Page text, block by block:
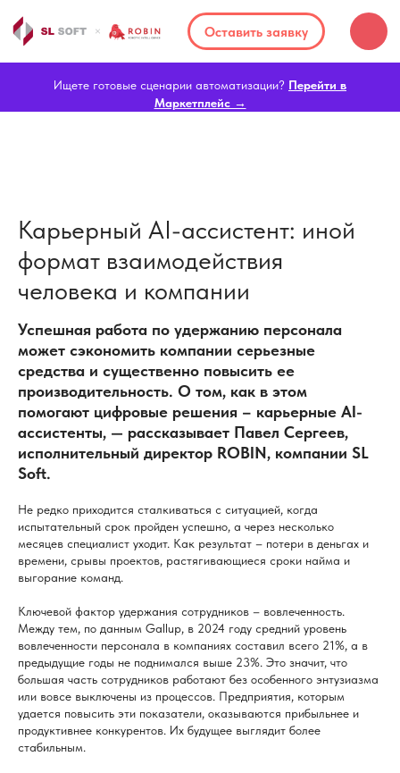
Оставить заявку
Ищете готовые сценарии автоматизации? Перейти в
Маркетплейс →
Карьерный AI-ассистент: иной
формат взаимодействия
человека и компании
Успешная работа по удержанию персонала
может сэкономить компании серьезные
средства и существенно повысить ее
производительность. О том, как в этом
помогают цифровые решения – карьерные AI-
ассистенты, — рассказывает Павел Сергеев,
исполнительный директор ROBIN, компании SL
Soft.
Не редко приходится сталкиваться с ситуацией, когда
испытательный срок пройден успешно, а через несколько
месяцев специалист уходит. Как результат – потери в деньгах и
времени, срывы проектов, растягивающиеся сроки найма и
выгорание команд.
Ключевой фактор удержания сотрудников – вовлеченность.
Между тем, по данным Gallup, в 2024 году средний уровень
вовлеченности персонала в компаниях составил всего 21%, а в
предыдущие годы не поднимался выше 23%. Это значит, что
большая часть сотрудников работают без особенного энтузиазма
или вовсе выключены из процессов. Предприятия, которым
удается повысить эти показатели, оказываются прибыльнее и
продуктивнее конкурентов. Их будущее выглядит более
стабильным.